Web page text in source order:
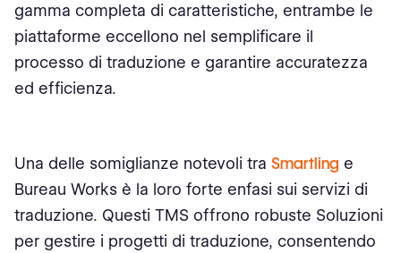
Capacità AI, Caratteristiche e Strumenti
Bureau Works
gamma completa di caratteristiche, entrambe le
piattaforme eccellono nel semplificare il
processo di traduzione e garantire accuratezza
ed efficienza.
Una delle somiglianze notevoli tra Smartling e
Bureau Works è la loro forte enfasi sui servizi di
traduzione. Questi TMS offrono robuste Soluzioni
per gestire i progetti di traduzione, consentendo